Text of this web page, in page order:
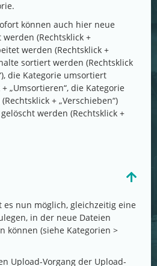
können auch hier neue
(Rechtsklick +
werden (Rechtsklick +
sortiert werden (Rechtsklick
die Kategorie umsortiert
„Umsortieren“, die Kategorie
+ „Verschieben“)
werden (Rechtsklick +
es nun möglich, gleichzeitig eine
in der neue Dateien
können (siehe Kategorien >
Upload-Vorgang der Upload-